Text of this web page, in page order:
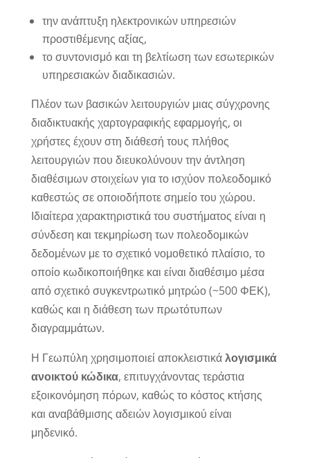
την ανάπτυξη ηλεκτρονικών υπηρεσιών
προστιθέμενης αξίας,
το συντονισμό και τη βελτίωση των εσωτερικών
υπηρεσιακών διαδικασιών.
Πλέον των βασικών λειτουργιών μιας σύγχρονης
διαδικτυακής χαρτογραφικής εφαρμογής, οι
χρήστες έχουν στη διάθεσή τους πλήθος
λειτουργιών που διευκολύνουν την άντληση
διαθέσιμων στοιχείων για το ισχύον πολεοδομικό
καθεστώς σε οποιοδήποτε σημείο του χώρου.
Ιδιαίτερα χαρακτηριστικά του συστήματος είναι η
σύνδεση και τεκμηρίωση των πολεοδομικών
δεδομένων με το σχετικό νομοθετικό πλαίσιο, το
οποίο κωδικοποιήθηκε και είναι διαθέσιμο μέσα
από σχετικό συγκεντρωτικό μητρώο (~500 ΦΕΚ),
καθώς και η διάθεση των πρωτότυπων
διαγραμμάτων.
Η Γεωπύλη χρησιμοποιεί αποκλειστικάλογισμικά
ανοικτού κώδικα, επιτυγχάνοντας τεράστια
εξοικονόμηση πόρων, καθώς το κόστος κτήσης
και αναβάθμισης αδειών λογισμικού είναι
μηδενικό.